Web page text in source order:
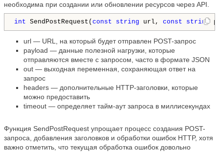
необходима при создании или обновлении ресурсов через API.
int SendPostRequest( const string url, const string
url — URL, на который будет отправлен POST-запрос
payload — данные полезной нагрузки, которые
отправляются вместе с запросом, часто в формате JSON
out — выходная переменная, сохраняющая ответ на
запрос
headers — дополнительные HTTP-заголовки, которые
можно предоставить
timeout — определяет тайм-аут запроса в миллисекундах
Функция SendPostRequest упрощает процесс создания POST-
запроса, добавления заголовков и обработки ошибок HTTP, хотя
важно отметить, что текущая обработка ошибок довольно